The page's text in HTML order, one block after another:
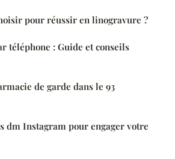
pour réussir en linogravure ?
téléphone : Guide et conseils
de garde dans le 93
dm Instagram pour engager votre